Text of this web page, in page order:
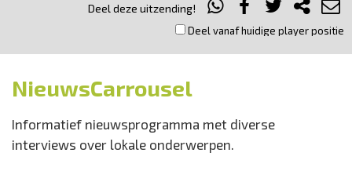
Deel deze uitzending!
Deel vanaf huidige player positie
NieuwsCarrousel
Informatief nieuwsprogramma met diverse
interviews over lokale onderwerpen.